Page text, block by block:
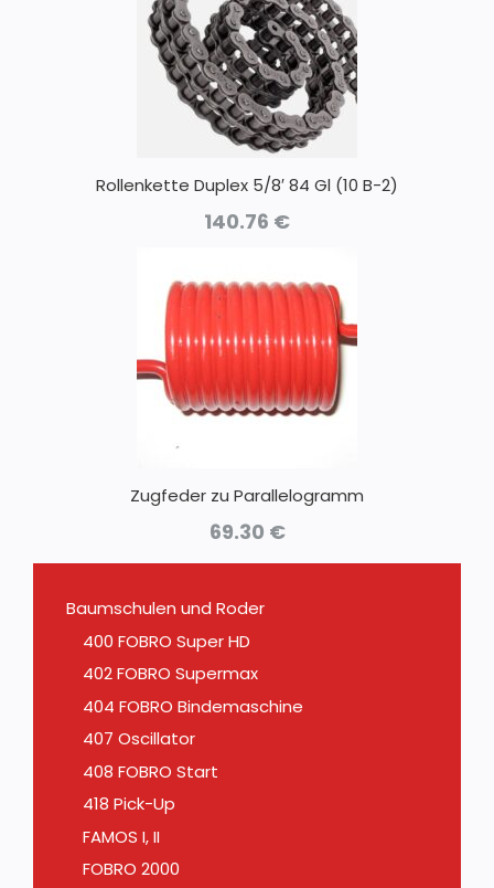
Rollenkette Duplex 5/8′ 84 Gl (10 B-2)
140.76 €
Zugfeder zu Parallelogramm
69.30 €
Baumschulen und Roder
400 FOBRO Super HD
402 FOBRO Supermax
404 FOBRO Bindemaschine
407 Oscillator
408 FOBRO Start
418 Pick-Up
FAMOS I, II
FOBRO 2000